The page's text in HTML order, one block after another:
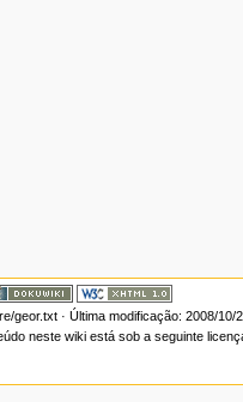
geor.txt· Última modificação: 2008/10/
neste wiki está sob a seguinte